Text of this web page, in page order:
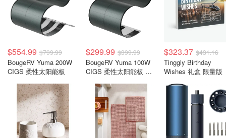
$554.99 $799.99
BougeRV Yuma 200W
CIGS 柔性太阳能板
$299.99 $399.99
BougeRV Yuma 100W
CIGS 柔性太阳能板 轻
$323.37 $431.16
Tinggly Birthday
Wishes 礼盒 限量版